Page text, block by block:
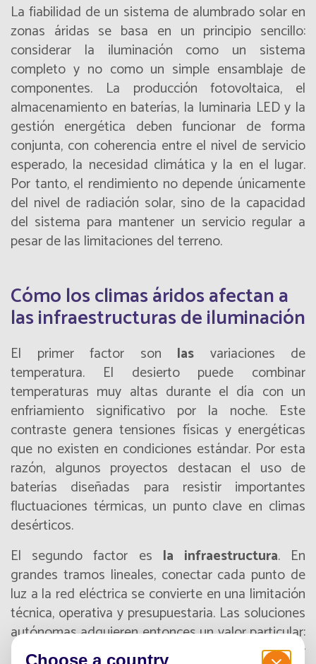
La fiabilidad de un sistema de alumbrado solar en
zonas áridas se basa en un principio sencillo:
considerar la iluminación como un sistema
completo y no como un simple ensamblaje de
componentes. La producción fotovoltaica, el
almacenamiento en baterías, la luminaria LED y la
gestión energética deben funcionar de forma
conjunta, con coherencia entre el nivel de servicio
esperado, la necesidad climática y la en el lugar.
Por tanto, el rendimiento no depende únicamente
del nivel de radiación solar, sino de la capacidad
del sistema para mantener un servicio regular a
pesar de las limitaciones del terreno.
Cómo los climas áridos afectan a
las infraestructuras de iluminación
El primer factor son las variaciones de
temperatura. El desierto puede combinar
temperaturas muy altas durante el día con un
enfriamiento significativo por la noche. Este
contraste genera tensiones físicas y energéticas
que no existen en condiciones estándar. Por esta
razón, algunos proyectos destacan el uso de
baterías diseñadas para resistir importantes
fluctuaciones térmicas, un punto clave en climas
desérticos.
El segundo factor es la infraestructura. En
grandes tramos lineales, conectar cada punto de
luz a la red eléctrica se convierte en una limitación
técnica, operativa y presupuestaria. Las soluciones
autónomas adquieren entonces un valor particular:
evitan depender de una red subterránea y
Choose a country